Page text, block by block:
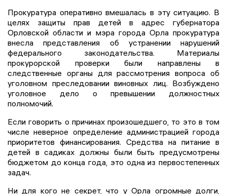
Прокуратура оперативно вмешалась в эту ситуацию. В
целях защиты прав детей в адрес губернатора
Орловской области и мэра города Орла прокуратура
внесла представления об устранении нарушений
федерального законодательства. Материалы
прокурорской проверки были направлены в
следственные органы для рассмотрения вопроса об
уголовном преследовании виновных лиц. Возбуждено
уголовное дело о превышении должностных
полномочий.
Если говорить о причинах произошедшего, то это в том
числе неверное определение администрацией города
приоритетов финансирования. Средства на питание в
детей в садиках должны были быть предусмотрены
бюджетом до конца года, это одна из первостепенных
задач.
Ни для кого не секрет, что у Орла огромные долги,